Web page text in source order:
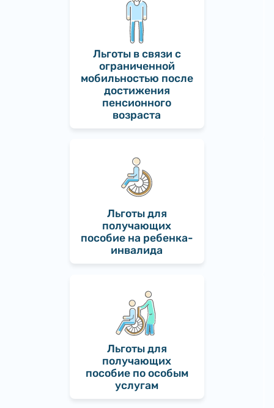
Льготы в связи с
ограниченной
мобильностью после
достижения
пенсионного
возраста
Льготы для
получающих
пособие на ребенка-
инвалида
Льготы для
получающих
пособие по особым
услугам